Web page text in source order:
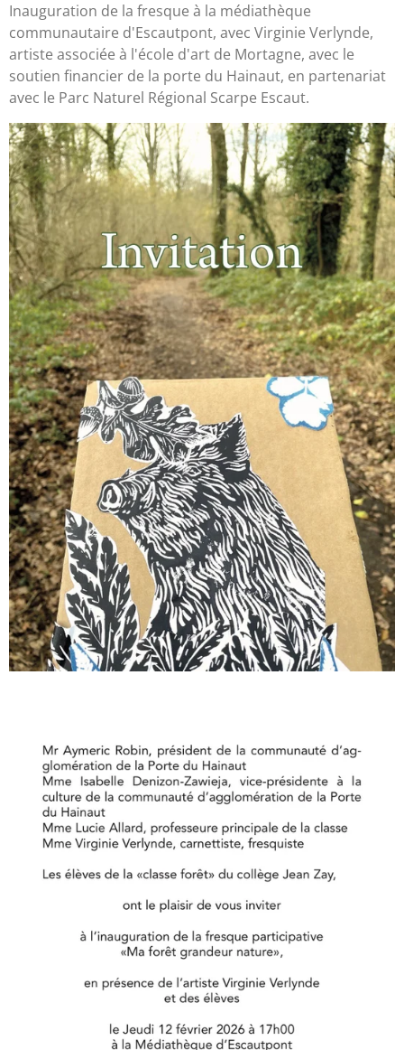
Inauguration de la fresque à la médiathèque
communautaire d'Escautpont, avec Virginie Verlynde,
artiste associée à l'école d'art de Mortagne, avec le
soutien financier de la porte du Hainaut, en partenariat
avec le Parc Naturel Régional Scarpe Escaut.